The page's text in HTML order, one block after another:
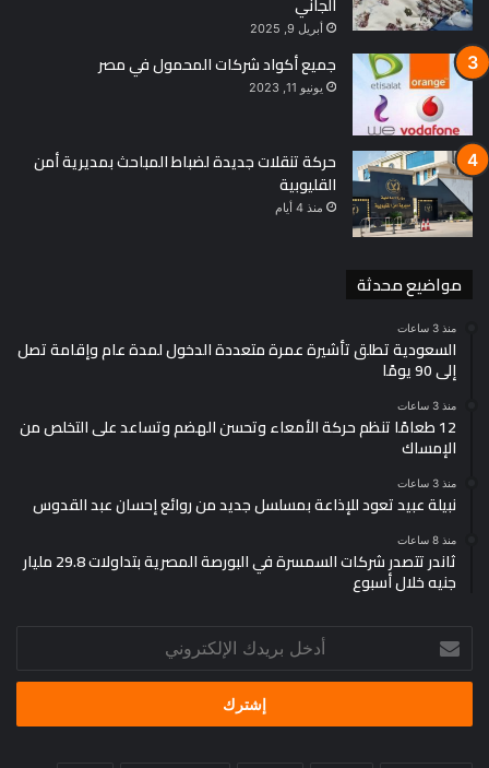
الجاني
أبريل 9, 2025
جميع أكواد شركات المحمول في مصر
يونيو 11, 2023
حركة تنقلات جديدة لضباط المباحث بمديرية أمن
القليوبية
منذ 4 أيام
مواضيع محدثة
منذ 3 ساعات
السعودية تطلق تأشيرة عمرة متعددة الدخول لمدة عام وإقامة تصل
إلى 90 يومًا
منذ 3 ساعات
12 طعامًا تنظم حركة الأمعاء وتحسن الهضم وتساعد على التخلص من
الإمساك
منذ 3 ساعات
نبيلة عبيد تعود للإذاعة بمسلسل جديد من روائع إحسان عبد القدوس
منذ 8 ساعات
ثاندر تتصدر شركات السمسرة في البورصة المصرية بتداولات 29.8 مليار
جنيه خلال أسبوع
بريدك
الإلكتروني